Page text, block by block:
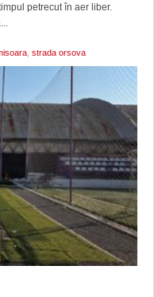
petrecut în aer liber.
strada orsova